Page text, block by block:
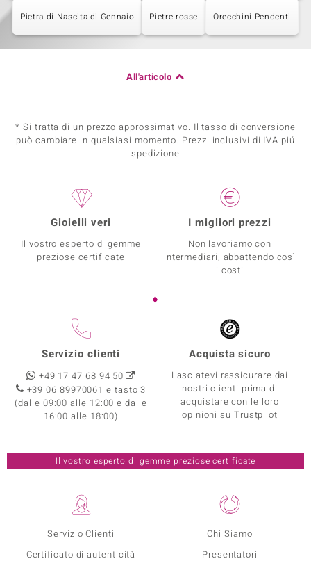
Pietra di Nascita di Gennaio Pietre rosse Orecchini Pendenti
All'articolo
* Si tratta di un prezzo approssimativo. Il tasso di conversione
può cambiare in qualsiasi momento. Prezzi inclusivi di IVA piú
spedizione
Servizio Clienti
Certificato di autenticità
Chi Siamo
Presentatori
Gioielli veri
Il vostro esperto di gemme
preziose certificate
I migliori prezzi
Non lavoriamo con
intermediari, abbattendo così
i costi
Servizio clienti
+49 17 47 68 94 50
+39 06 89970061 e tasto 3
(dalle 09:00 alle 12:00 e dalle
16:00 alle 18:00)
Acquista sicuro
Lasciatevi rassicurare dai
nostri clienti prima di
acquistare con le loro
opinioni su Trustpilot
Il vostro esperto di gemme preziose certificate